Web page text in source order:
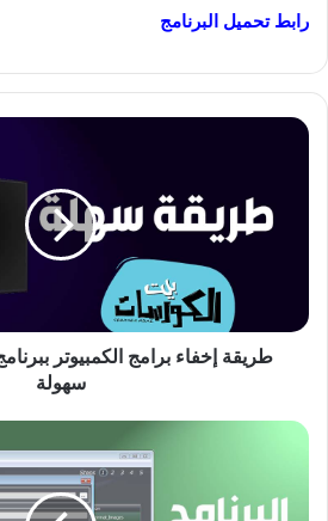
رابط تحميل البرنامج
طريقة
الكمبيوتر
ببرنامج
سهولة
سهولة
برنامج
لاستعادة